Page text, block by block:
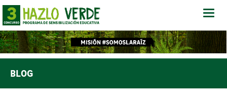
Abrir
Menú
BLOG